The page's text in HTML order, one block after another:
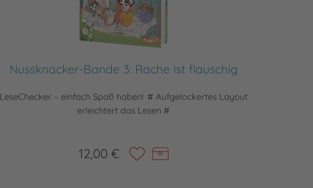
Nussknacker-Bande 3: Rache ist flauschig
LeseChecker – einfach Spaß haben! # Aufgelockertes Layout
erleichtert das Lesen #
12,00 €